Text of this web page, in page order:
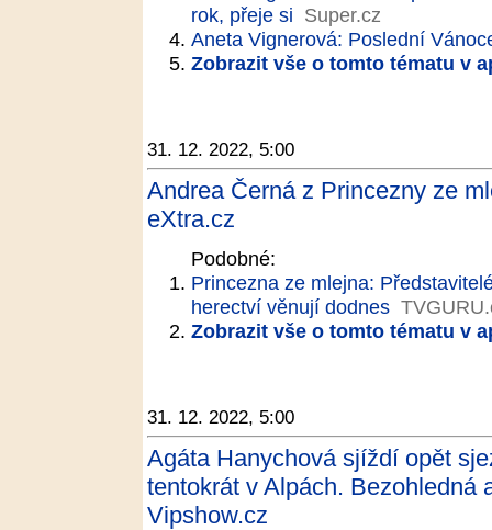
rok, přeje si Super.cz
Aneta Vignerová: Poslední
Zobrazit vše o tomto tématu v
31. 12. 2022, 5:00
Andrea Černá z Princezny ze
eXtra.cz
Podobné:
Princezna ze mlejna:
herectví věnují dodnes
Zobrazit vše o tomto tématu v
31. 12. 2022, 5:00
Agáta Hanychová sjíždí opět
tentokrát v Alpách. Bezohledná
Vipshow.cz